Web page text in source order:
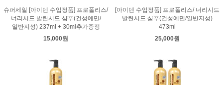
슈퍼세일 [아이덴 수입정품] 프로폴리스/
너리시드 발란시드 샴푸(건성예민/
일반지성) 237ml + 30ml추가증정
15,000원
[아이덴 수입정품] 프로폴리스/ 너리시드
발란시드 샴푸(건성예민/일반지성)
473ml
25,000원